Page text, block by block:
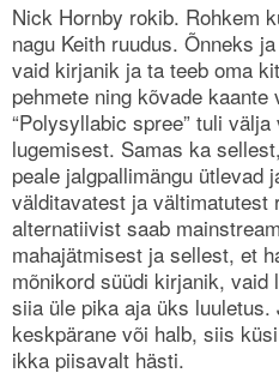
Nick Hornby rokib. Rohkem
nagu Keith ruudus. Õnneks
vaid kirjanik ja ta teeb oma
pehmete ning kõvade kaante
“Polysyllabic spree” tuli
lugemisest. Samas ka
peale jalgpallimängu ütlevad
välditavatest ja vältimatutest
alternatiivist saab
mahajätmisest ja sellest, et
mõnikord süüdi kirjanik, vaid
siia üle pika aja üks luuletus.
keskpärane või halb, siis
ikka piisavalt hästi.